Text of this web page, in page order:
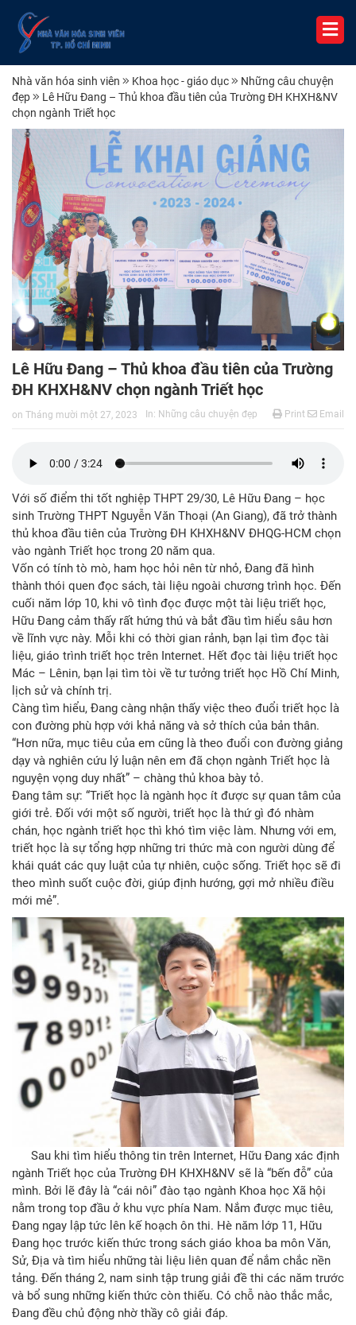
Nhà văn hóa sinh viên Khoa học - giáo dục
Những câu chuyện
đẹp
Lê Hữu Đang – Thủ khoa đầu tiên của Trường ĐH KHXH&NV
chọn ngành Triết học
Lê Hữu Đang – Thủ khoa đầu tiên của Trường
ĐH KHXH&NV chọn ngành Triết học
on Tháng mười một 27, 2023 In: Những câu chuyện đẹp Print Email
Với số điểm thi tốt nghiệp THPT 29/30, Lê Hữu Đang – học
sinh Trường THPT Nguyễn Văn Thoại (An Giang), đã trở thành
thủ khoa đầu tiên của Trường ĐH KHXH&NV ĐHQG-HCM chọn
vào ngành Triết học trong 20 năm qua.
Vốn có tính tò mò, ham học hỏi nên từ nhỏ, Đang đã hình
thành thói quen đọc sách, tài liệu ngoài chương trình học. Đến
cuối năm lớp 10, khi vô tình đọc được một tài liệu triết học,
Hữu Đang cảm thấy rất hứng thú và bắt đầu tìm hiểu sâu hơn
về lĩnh vực này. Mỗi khi có thời gian rảnh, bạn lại tìm đọc tài
liệu, giáo trình triết học trên Internet. Hết đọc tài liệu triết học
Mác – Lênin, bạn lại tìm tòi về tư tưởng triết học Hồ Chí Minh,
lịch sử và chính trị.
Càng tìm hiểu, Đang càng nhận thấy việc theo đuổi triết học là
con đường phù hợp với khả năng và sở thích của bản thân.
“Hơn nữa, mục tiêu của em cũng là theo đuổi con đường giảng
dạy và nghiên cứu lý luận nên em đã chọn ngành Triết học là
nguyện vọng duy nhất” – chàng thủ khoa bày tỏ.
Đang tâm sự: “Triết học là ngành học ít được sự quan tâm của
giới trẻ. Đối với một số người, triết học là thứ gì đó nhàm
chán, học ngành triết học thì khó tìm việc làm. Nhưng với em,
triết học là sự tổng hợp những tri thức mà con người dùng để
khái quát các quy luật của tự nhiên, cuộc sống. Triết học sẽ đi
theo mình suốt cuộc đời, giúp định hướng, gợi mở nhiều điều
mới mẻ”.
Sau khi tìm hiểu thông tin trên Internet, Hữu Đang xác định
ngành Triết học của Trường ĐH KHXH&NV sẽ là “bến đỗ” của
mình. Bởi lẽ đây là “cái nôi” đào tạo ngành Khoa học Xã hội
nằm trong top đầu ở khu vực phía Nam. Nắm được mục tiêu,
Đang ngay lập tức lên kế hoạch ôn thi. Hè năm lớp 11, Hữu
Đang học trước kiến thức trong sách giáo khoa ba môn Văn,
Sử, Địa và tìm hiểu những tài liệu liên quan để nắm chắc nền
tảng. Đến tháng 2, nam sinh tập trung giải đề thi các năm trước
và bổ sung những kiến thức còn thiếu. Có chỗ nào thắc mắc,
Đang đều chủ động nhờ thầy cô giải đáp.